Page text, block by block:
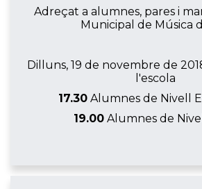
Adreçat a alumnes, pares i
Municipal de Música
Dilluns, 19 de novembre de
l'escola
17.30 Alumnes de Nivell
19.00 Alumnes de